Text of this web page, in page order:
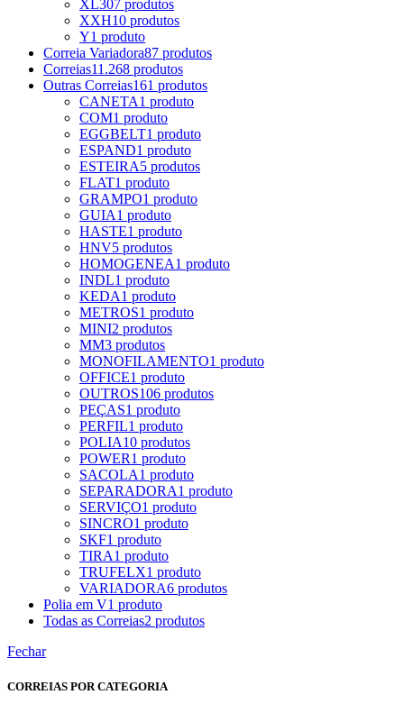
XL307 produtos
XXH10 produtos
Y1 produto
Correia Variadora87 produtos
Correias11.268 produtos
Outras Correias161 produtos
CANETA1 produto
COM1 produto
EGGBELT1 produto
ESPAND1 produto
ESTEIRA5 produtos
FLAT1 produto
GRAMPO1 produto
GUIA1 produto
HASTE1 produto
HNV5 produtos
HOMOGENEA1 produto
INDL1 produto
KEDA1 produto
METROS1 produto
MINI2 produtos
MM3 produtos
MONOFILAMENTO1 produto
OFFICE1 produto
OUTROS106 produtos
PEÇAS1 produto
PERFIL1 produto
POLIA10 produtos
POWER1 produto
SACOLA1 produto
SEPARADORA1 produto
SERVIÇO1 produto
SINCRO1 produto
SKF1 produto
TIRA1 produto
TRUFELX1 produto
VARIADORA6 produtos
Polia em V1 produto
Todas as Correias2 produtos
Fechar
CORREIAS POR CATEGORIA